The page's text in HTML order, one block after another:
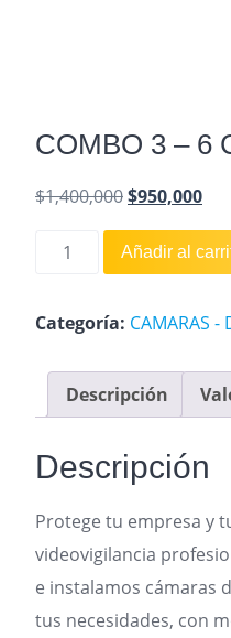
COMBO 3 – 6
$1,400,000
precio
era:
$950,000
precio
es:
COMBO
6
DVR
Añadir al
Categoría: CAMARAS -
Descripción
Descripción
Protege tu empresa y
videovigilancia
e instalamos cámaras
tus necesidades, con